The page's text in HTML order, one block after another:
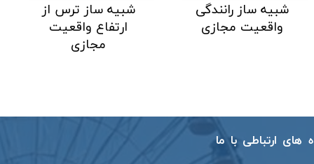
شبیه ساز رانندگی
واقعیت مجازی
شبیه ساز ترس از
ارتفاع واقعیت
مجازی
های ارتباطی با ما